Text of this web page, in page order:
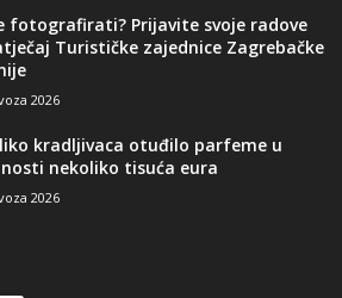
fotografirati? Prijavite svoje radove
Turističke zajednice Zagrebačke
2026
kradljivaca otuđilo parfeme u
nekoliko tisuća eura
2026